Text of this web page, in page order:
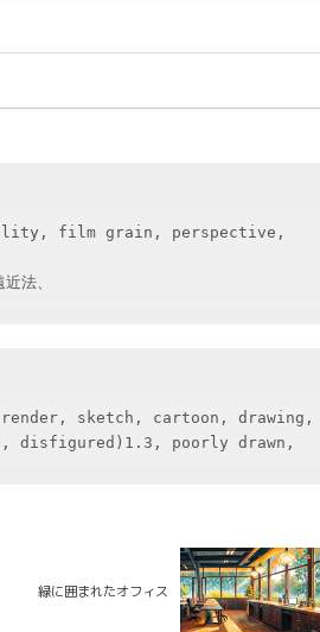
film grain, perspective,
法、
sketch, cartoon, drawing,
disfigured)1.3, poorly drawn,
緑に囲まれたオフィス